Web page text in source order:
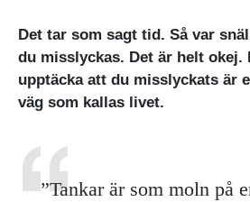
Det tar som sagt tid. Så var
du misslyckas. Det är helt okej.
upptäcka att du misslyckats är
väg som kallas livet.
”Tankar är som moln på